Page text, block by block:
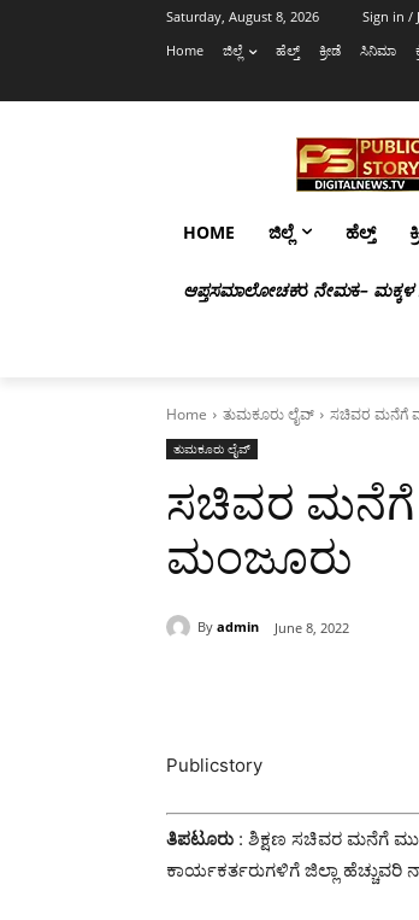
Saturday, August 8, 2026
Sign in /
Home
ಜಿಲ್ಲೆ ಹೆಲ್ತ್ ಕ್ರೀಡೆ ಸಿನಿಮಾ
HOME ಜಿಲ್ಲೆ ಹೆಲ್ತ್
ಆಪ್ತಸಮಾಲೋಚಕರ ನೇಮಕ–
Home ತುಮಕೂರು ಲೈವ್ ಸಚಿವರ ಮನೆಗೆ
ತುಮಕೂರು ಲೈವ್
ಸಚಿವರ ಮನೆಗೆ
ಮಂಜೂರು
By admin June 8, 2022
Publicstory
ತಿಪಟೂರು : ಶಿಕ್ಷಣ ಸಚಿವರ ಮನೆಗೆ
ಕಾರ್ಯಕರ್ತರುಗಳಿಗೆ ಜಿಲ್ಲಾ